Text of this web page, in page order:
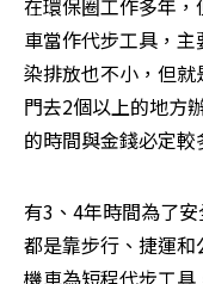
在環保圈工作多年
車當作代步工具，
染排放也不小，但
門去2個以上的地方
的時間與金錢必定較
有3、4年時間為了
都是靠步行、捷運
機車為短程代步工